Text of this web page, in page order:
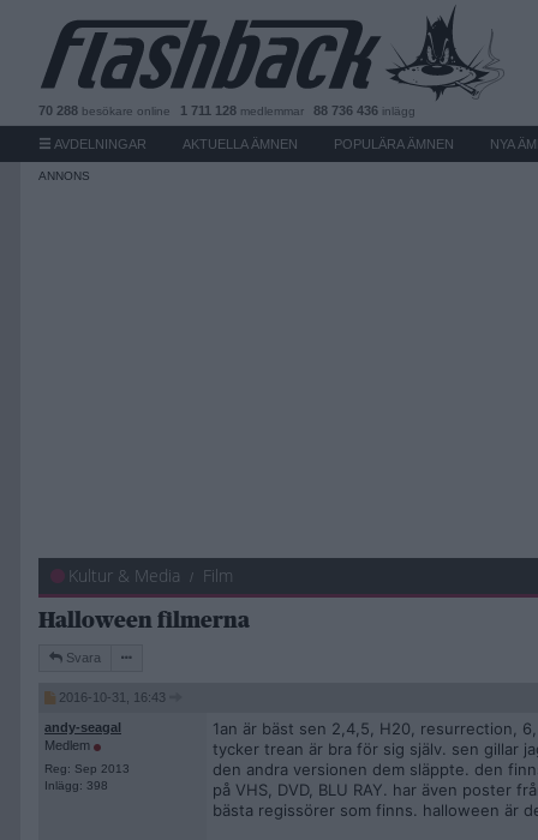
70 288 besökare online 1 711 128 medlemmar 88 736 436 inlägg
AVDELNINGAR AKTUELLA ÄMNEN POPULÄRA ÄMNEN NYA
Kultur & Media Film
Halloween filmerna
Svara
2016-10-31, 16:43
andy-seagal
Medlem
Reg: Sep 2013
Inlägg: 398
1an är bäst sen 2,4,5, H20, resurrection,
tycker trean är bra för sig själv. sen gillar
den andra versionen dem släppte. den
på VHS, DVD, BLU RAY. har även poster
bästa regissörer som finns. halloween är